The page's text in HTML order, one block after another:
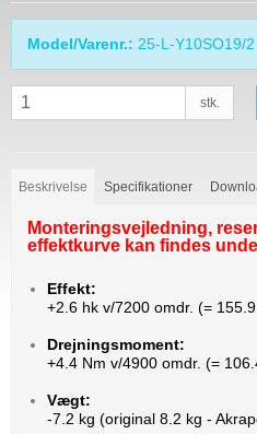
Model/Varenr.: 25-L-Y10SO19/2
stk.
Beskrivelse Specifikationer
Monteringsvejledning,
effektkurve kan findes
Effekt:
+2.6 hk v/7200 omdr. (=
Drejningsmoment:
+4.4 Nm v/4900 omdr. (=
Vægt:
-7.2 kg (original 8.2 kg -